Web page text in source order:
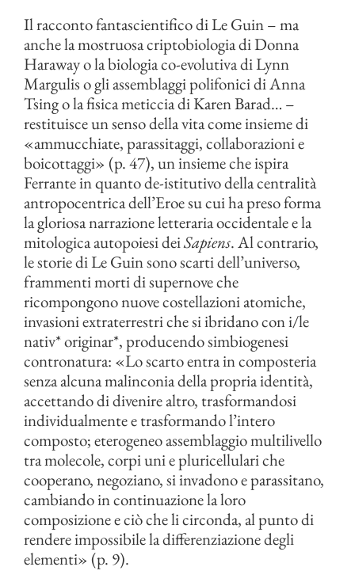
Il racconto fantascientifico di Le Guin – ma
anche la mostruosa criptobiologia di Donna
Haraway o la biologia co-evolutiva di Lynn
Margulis o gli assemblaggi polifonici di Anna
Tsing o la fisica meticcia di Karen Barad… –
restituisce un senso della vita come insieme di
«ammucchiate, parassitaggi, collaborazioni e
boicottaggi» (p. 47), un insieme che ispira
Ferrante in quanto de-istitutivo della centralità
antropocentrica dell’Eroe su cui ha preso forma
la gloriosa narrazione letteraria occidentale e la
mitologica autopoiesi deiSapiens. Al contrario,
le storie di Le Guin sono scarti dell’universo,
frammenti morti di supernove che
ricompongono nuove costellazioni atomiche,
invasioni extraterrestri che si ibridano con i/le
nativ* originar*, producendo simbiogenesi
contronatura: «Lo scarto entra in composteria
senza alcuna malinconia della propria identità,
accettando di divenire altro, trasformandosi
individualmente e trasformando l’intero
composto; eterogeneo assemblaggio multilivello
tra molecole, corpi uni e pluricellulari che
cooperano, negoziano, si invadono e parassitano,
cambiando in continuazione la loro
composizione e ciò che li circonda, al punto di
rendere impossibile la differenziazione degli
elementi» (p. 9).